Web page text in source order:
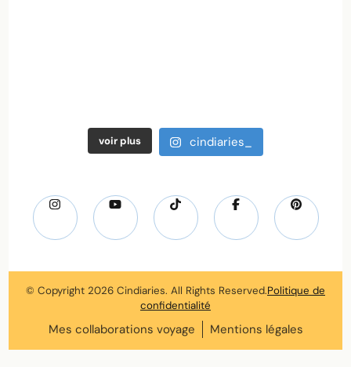
voir plus cindiaries_
© Copyright 2026 Cindiaries. All Rights Reserved.Politique de
confidentialité
Mes collaborations voyage Mentions légales